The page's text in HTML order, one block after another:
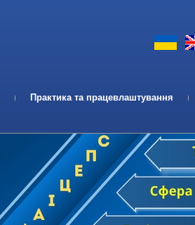
Практика та працевлаштування